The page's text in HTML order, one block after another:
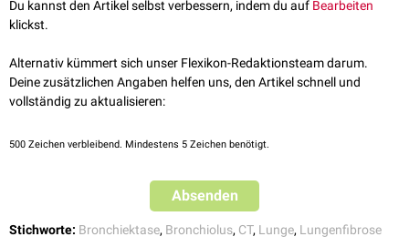
entzündlichen
Du kannst den Artikel selbst verbessern, indem du auf Bearbeiten
klickst.
Alternativ kümmert sich unser Flexikon-Redaktionsteam darum.
Deine zusätzlichen Angaben helfen uns, den Artikel schnell und
vollständig zu aktualisieren:
500 Zeichen verbleibend. Mindestens 5 Zeichen benötigt.
Absenden
Stichworte: Bronchiektase, Bronchiolus, CT, Lunge, Lungenfibrose